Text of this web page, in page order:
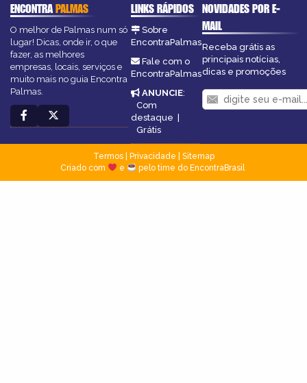
ENCONTRAPALMAS
O melhor de Palmas num só
lugar! Dicas, onde ir, o que
fazer, as melhores
empresas, locais, serviços e
muito mais no guia Encontra
Palmas.
LINKS RÁPIDOS
Sobre
EncontraPalmas
Fale com o
EncontraPalmas
ANUNCIE:
Com
destaque |
Grátis
NOVIDADES POR E-
MAIL
Receba grátis as
principais notícias,
dicas e promoções
Termos| Privacidade
Sitemap
Criado com
e pelo time do EncontraBrasil